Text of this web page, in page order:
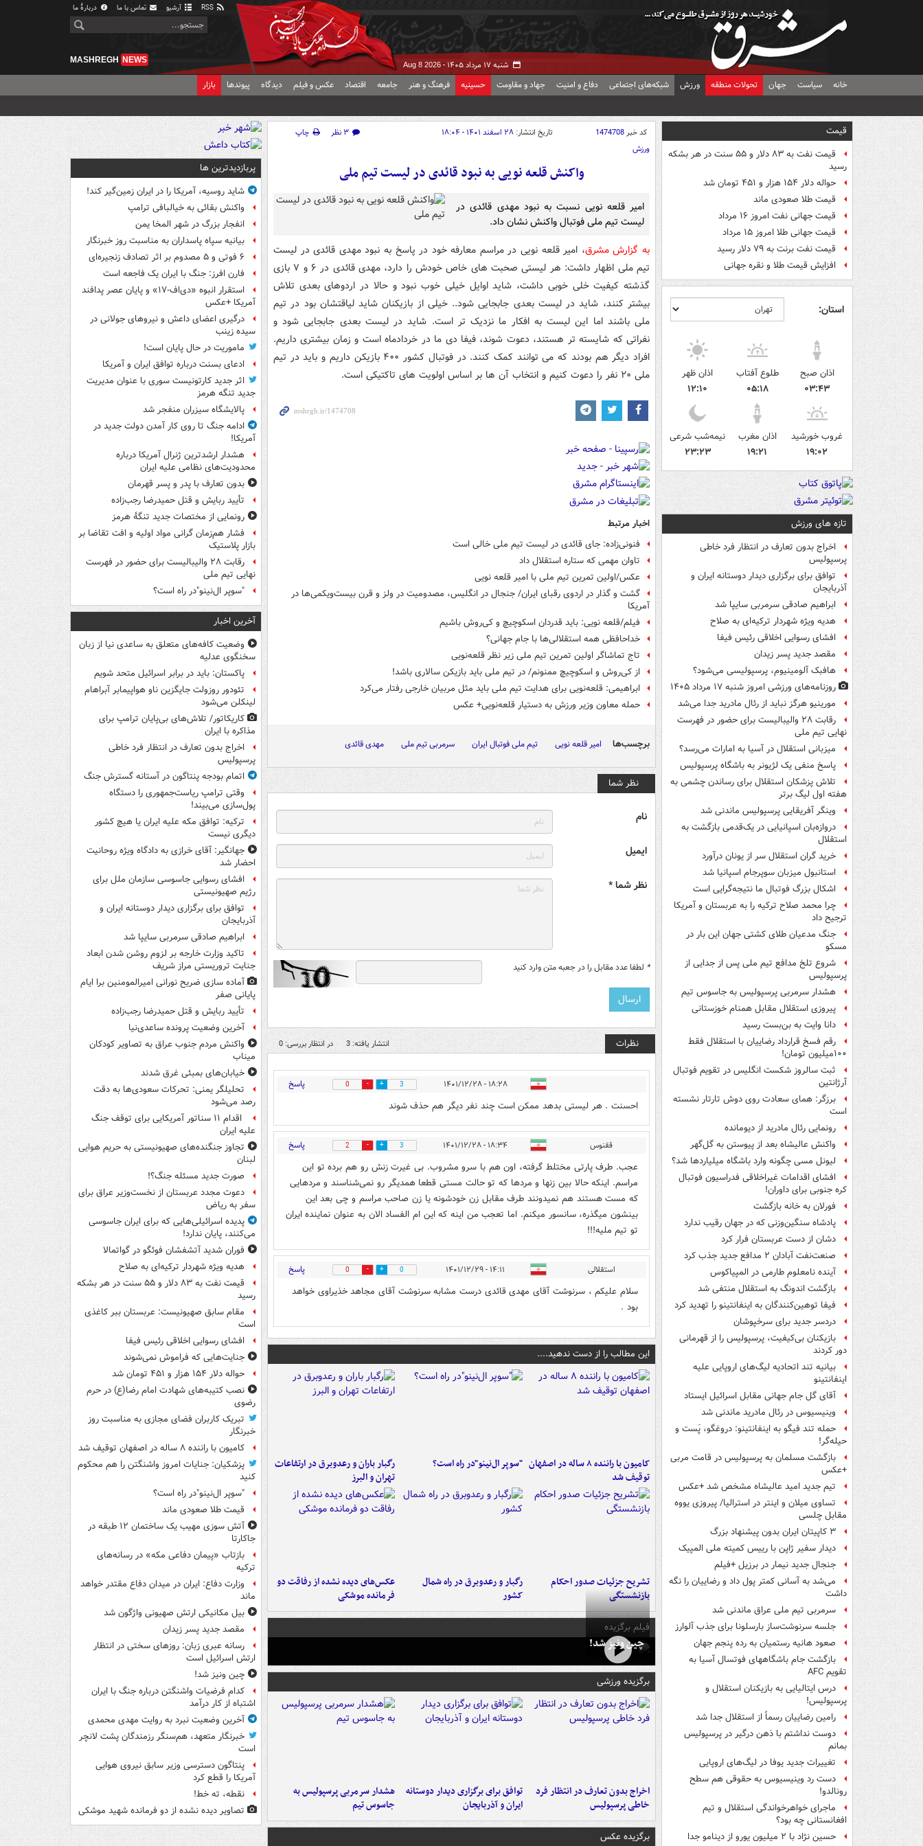
آرشیو تماس با ما دربارهٔ ما
شنبه ۱۷ مرداد ۱۴۰۵ - Aug 8 2026
MASHREGH NEWS
خانه سیاست جهان تحولات منطقه ورزش شبکه‌های اجتماعی دفاع و امنیت جهاد و مقاومت حسینیه فرهنگ و هنر جامعه اقتصاد عکس و فیلم دیدگاه پیوندها بازار
قیمت
قیمت نفت به ۸۳ دلار و ۵۵ سنت در هر بشکه
رسید
حواله دلار ۱۵۴ هزار و ۴۵۱ تومان شد
قیمت طلا صعودی ماند
قیمت جهانی نفت امروز ۱۶ مرداد
قیمت جهانی طلا امروز ۱۵ مرداد
قیمت نفت برنت به ۷۹ دلار رسید
افزایش قیمت طلا و نقره جهانی
استان:
اذان صبح
۰۳:۴۳
طلوع آفتاب
۰۵:۱۸
اذان ظهر
۱۲:۱۰
غروب خورشید
۱۹:۰۲
اذان مغرب
۱۹:۲۱
نیمه‌شب شرعی
۲۳:۲۳
تازه های ورزش
اخراج بدون تعارف در انتظار فرد خاطی
پرسپولیس
توافق برای برگزاری دیدار دوستانه ایران و
آذربایجان
ابراهیم صادقی سرمربی سایپا شد
هدیه ویژه شهردار ترکیه‌ای به صلاح
افشای رسوایی اخلاقی رئیس فیفا
مقصد جدید پسر زیدان
هافبک آلومینیوم، پرسپولیسی می‌شود؟
روزنامه‌های ورزشی امروز ‌شنبه ۱۷ مرداد ۱۴۰۵
مورینیو هرگز نباید از رئال مادرید جدا می‌شد
رقابت ۲۸ والیبالیست برای حضور در فهرست
نهایی تیم ملی
میزبانی استقلال در آسیا به امارات می‌رسد؟
پاسخ منفی یک لژیونر به باشگاه پرسپولیس
تلاش پزشکان استقلال برای رساندن چشمی به
هفته اول لیگ برتر
وینگر آفریقایی پرسپولیس ماندنی شد
دروازه‌بان اسپانیایی در یک‌قدمی بازگشت به
استقلال
خرید گران استقلال سر از یونان درآورد
استانبول میزبان سوپرجام اسپانیا شد
اشکال بزرگ فوتبال ما نتیجه‌گرایی است
چرا محمد صلاح ترکیه را به عربستان و آمریکا
ترجیح داد
جنگ مدعیان طلای کشتی جهان این بار در
مسکو
شروع تلخ مدافع تیم ملی پس از جدایی از
پرسپولیس
هشدار سرمربی پرسپولیس به جاسوس تیم
پیروزی استقلال مقابل همنام خوزستانی
دانا وایت به بن‌بست رسید
رقم فسخ قرارداد رضاییان با استقلال فقط
۱۰۰میلیون تومان!
ثبت سالروز شکست انگلیس در تقویم فوتبال
آرژانتین
برزگر: همای سعادت روی دوش تارتار نشسته
است
رونمایی رئال مادرید از دیومانده
واکنش عالیشاه بعد از پیوستن به گل‌گهر
لیونل مسی چگونه وارد باشگاه میلیاردها شد؟
افشای اقدامات غیراخلاقی فدراسیون فوتبال
کره جنوبی برای داوران!
فورلان به خانه بازگشت
پادشاه سنگین‌وزنی که در جهان رقیب ندارد
دشان از دست عربستان فرار کرد
صنعت‌نفت آبادان ۲ مدافع جدید جذب کرد
آینده نامعلوم طارمی در المپیاکوس
بازگشت اندونگ به استقلال منتفی شد
فیفا توهین‌کنندگان به اینفانتینو را تهدید کرد
دردسر جدید برای سرخپوشان
بازیکنان بی‌کیفیت، پرسپولیس را از قهرمانی
دور کردند
بیانیه تند اتحادیه لیگ‌های اروپایی علیه
اینفانتینو
آقای گل جام جهانی مقابل اسرائیل ایستاد
وینیسیوس در رئال مادرید ماندنی شد
حمله تند فیگو به اینفانتینو: دروغگو، پَست‌ و
حیله‌گر!
بازگشت مسلمان به پرسپولیس در قامت مربی
+عکس
تیم جدید امید عالیشاه مشخص شد +عکس
تساوی میلان و اینتر در استرالیا/ پیروزی یووه
مقابل چلسی
۳ کاپیتان ایران بدون پیشنهاد بزرگ
دیدار سفیر ژاپن با رییس کمیته ملی المپیک
جنجال جدید نیمار در برزیل +فیلم
می‌شد به آسانی کمتر پول داد و رضاییان را نگه
داشت
سرمربی تیم ملی عراق ماندنی شد
جلسه سرنوشت‌ساز بارسلونا برای جذب آلوارز
صعود هانیه رستمیان به رده پنجم جهان
بازگشت جام باشگاههای فوتسال آسیا به
تقویم AFC
درس ایتالیایی‌ به بازیکنان استقلال و
پرسپولیس!
رامین رضاییان رسماً از استقلال جدا شد
دوست نداشتم با ذهن درگیر در پرسپولیس
بمانم
تغییرات جدید یوفا در لیگ‌های اروپایی
دست رد وینیسیوس به حقوقی هم سطح
رونالدو!
ماجرای خواهرخواندگی استقلال و تیم
افغانستانی چه بود؟
حسین نژاد با ۲ میلیون یورو از دینامو جدا
کد خبر1474708 تاریخ انتشار: ۲۸ اسفند ۱۴۰۱ - ۱۸:۰۴ ۳ نظر
چاپ
ورزش
واکنش قلعه نویی به نبود قائدی در لیست تیم ملی
امیر قلعه نویی نسبت به نبود مهدی قائدی در
لیست تیم ملی فوتبال واکنش نشان داد.
به گزارش مشرق، امیر قلعه نویی در مراسم معارفه خود در پاسخ به نبود مهدی قائدی در لیست
تیم ملی اظهار داشت: هر لیستی صحبت های خاص خودش را دارد، مهدی قائدی در ۶ و ۷ بازی
گذشته کیفیت خلی خوبی داشت، شاید اوایل خیلی خوب نبود و حالا در اردوهای بعدی تلاش
بیشتر کنند، شاید در لیست بعدی جابجایی شود.. خیلی از بازیکنان شاید لیاقتشان بود در تیم
ملی باشند اما این لیست به افکار ما نزدیک تر است. شاید در لیست بعدی جابجایی شود و
نفراتی که شایسته تر هستند، دعوت شوند، فیفا دی ما در خردادماه است و زمان بیشتری داریم.
افراد دیگر هم بودند که می توانند کمک کنند. در فوتبال کشور ۴۰۰ بازیکن داریم و باید در تیم
ملی ۲۰ نفر را دعوت کنیم و انتخاب آن ها بر اساس اولویت های تاکتیکی است.
اخبار مرتبط
فنونی‌زاده: جای قائدی در لیست تیم ملی خالی است
تاوان مهمی که ستاره استقلال داد
عکس/اولین تمرین تیم ملی با امیر قلعه نویی
گشت و گذار در اردوی رقبای ایران/ جنجال در انگلیس، مصدومیت در ولز و قرن بیست‌ویکمی‌ها در
آمریکا
فیلم/قلعه نویی: باید قدردان اسکوچیچ و کی‌روش باشیم
خداحافظی همه استقلالی‌ها با جام جهانی؟
تاج تماشاگر اولین تمرین تیم ملی زیر نظر قلعه‌نویی
از کی‌روش و اسکوچیچ ممنونم/ در تیم ملی باید بازیکن سالاری باشد!
ابراهیمی: قلعه‌نویی برای هدایت تیم ملی باید مثل مربیان خارجی رفتار می‌کرد
حمله معاون وزیر ورزش به دستیار قلعه‌نویی+ عکس
برچسب‌ها امیر قلعه نویی تیم ملی فوتبال ایران سرمربی تیم ملی مهدی قائدی
نظر شما
نام
ایمیل
نظر شما *
* لطفا عدد مقابل را در جعبه متن وارد کنید
نظرات انتشار یافته: 3 در انتظار بررسی: 0
۱۸:۲۸ - ۱۴۰۱/۱۲/۲۸ 3
0 پاسخ
احسنت . هر لیستی بدهد ممکن است چند نفر دیگر هم حذف شوند
ققنوس ۱۸:۳۴ - ۱۴۰۱/۱۲/۲۸ 3
2 پاسخ
عجب. طرف پارتی مختلط گرفته، اون هم با سرو مشروب. بی غیرت زنش رو هم برده تو این
مراسم. اینکه حالا بین زنها و مردها که تو حالت مستی قطعا همدیگر رو نمی‌شناسند و مردهایی
که مست هستند هم نمیدونند طرف مقابل زن خودشونه یا زن صاحب مراسم و چی بعد این
بینشون میگذره، سانسور میکنم. اما تعجب من اینه که این ام الفساد الان به عنوان نماینده ایران
تو تیم ملیه!!!
استقلالی ۱۴:۱۱ - ۱۴۰۱/۱۲/۲۹ 0
0 پاسخ
سلام علیکم ، سرنوشت آقای مهدی قائدی درست مشابه سرنوشت آقای مجاهد خذیراوی خواهد
بود .
این مطالب را از دست ندهید....
کامیون با راننده ۸ ساله در اصفهان
توقیف شد
"سوپر ال‌نینو"در راه است؟
رگبار باران و رعدوبرق در ارتفاعات
تهران و البرز
تشریح جزئیات صدور احکام
بازنشستگی
رگبار و رعدوبرق در راه شمال
کشور
عکس‌های دیده نشده از رفاقت دو
فرمانده‌ موشکی
فیلم برگزیده
چین ونیز شد!
برگزیده ورزشی
اخراج بدون تعارف در انتظار فرد
خاطی پرسپولیس
توافق برای برگزاری دیدار دوستانه
ایران و آذربایجان
هشدار سرمربی پرسپولیس به
جاسوس تیم
برگزیده عکس
پربازدیدترین ها
شاید روسیه، آمریکا را در ایران زمین‌گیر کند!
واکنش بقائی به خیالبافی ترامپ
انفجار بزرگ در شهر المخا یمن
بیانیه سپاه پاسداران به مناسبت روز خبرنگار
۶ فوتی و ۵ مصدوم بر اثر تصادف زنجیره‌ای
فارن افرز: جنگ با ایران یک فاجعه است
استقرار انبوه «دی‌اف‑۱۷» و پایان عصر پدافند
آمریکا +عکس
درگیری اعضای داعش و نیروهای جولانی در
سیده زینب
ماموریت در حال پایان است!
ادعای بسنت درباره توافق ایران و آمریکا
اثر جدید کارتونیست سوری با عنوان مدیریت
جدید تنگه هرمز
پالایشگاه سیزران منفجر شد
ادامه جنگ تا روی کار آمدن دولت جدید در
آمریکا!
هشدار ارشدترین ژنرال آمریکا درباره
محدودیت‌های نظامی علیه ایران
بدون تعارف با پدر و پسر قهرمان
تأیید ربایش و قتل حمیدرضا رجب‌زاده
رونمایی از مختصات جدید تنگۀ هرمز
فشار هم‌زمان گرانی مواد اولیه و افت تقاضا بر
بازار پلاستیک
رقابت ۲۸ والیبالیست برای حضور در فهرست
نهایی تیم ملی
"سوپر ال‌نینو"در راه است؟
آخرین اخبار
وضعیت کافه‌های متعلق به ساعدی نیا از زبان
سخنگوی عدلیه
پاکستان: باید در برابر اسرائیل متحد شویم
تئودور روزولت جایگزین ناو هواپیمابر آبراهام
لینکلن می‌شود
کاریکاتور/ تلاش‌های بی‌پایان ترامپ برای
مذاکره با ایران
اخراج بدون تعارف در انتظار فرد خاطی
پرسپولیس
اتمام بودجه پنتاگون در آستانه گسترش جنگ
وقتی ترامپ ریاست‌جمهوری را دستگاه
پول‌سازی می‌بیند!
ترکیه: توافق مکه علیه ایران یا هیچ کشور
دیگری نیست
جهانگیر: آقای خرازی به دادگاه ویژه روحانیت
احضار شد
افشای رسوایی جاسوسی سازمان ملل برای
رژیم صهیونیستی
توافق برای برگزاری دیدار دوستانه ایران و
آذربایجان
ابراهیم صادقی سرمربی سایپا شد
تاکید وزارت خارجه بر لزوم روشن شدن ابعاد
جنایت تروریستی مراز شریف
آماده سازی ضریح نورانی امیرالمومنین برا ایام
پایانی صفر
تأیید ربایش و قتل حمیدرضا رجب‌زاده
آخرین وضعیت پرونده ساعدی‌نیا
واکنش مردم جنوب عراق به تصاویر کودکان
میناب
خیابان‌های بمبئی غرق شدند
تحلیلگر یمنی: تحرکات سعودی‌ها به دقت
رصد می‌شود
اقدام ۱۱ سناتور آمریکایی برای توقف جنگ
علیه ایران
تجاوز جنگنده‌های صهیونیستی به حریم هوایی
لبنان
صورت جدید مسئله جنگ؟!
دعوت مجدد عربستان از نخست‌وزیر عراق برای
سفر به ریاض
پدیده اسرائیلی‌هایی که برای ایران جاسوسی
می‌کنند، پایان ندارد!
فوران شدید آتشفشان فوئگو در گواتمالا
هدیه ویژه شهردار ترکیه‌ای به صلاح
قیمت نفت به ۸۳ دلار و ۵۵ سنت در هر بشکه
رسید
مقام سابق صهیونیست: عربستان ببر کاغذی
است
افشای رسوایی اخلاقی رئیس فیفا
جنایت‌هایی که فراموش نمی‌شوند
حواله دلار ۱۵۴ هزار و ۴۵۱ تومان شد
نصب کتیبه‌های شهادت امام رضا(ع) در حرم
رضوی
تبریک کاربران فضای مجازی به مناسبت روز
خبرنگار
کامیون با راننده ۸ ساله در اصفهان توقیف شد
پزشکیان: جنایات امروز واشنگتن را هم محکوم
کنید
"سوپر ال‌نینو"در راه است؟
قیمت طلا صعودی ماند
آتش سوزی مهیب یک ساختمان ۱۲ طبقه در
جاکارتا
بازتاب «پیمان دفاعی مکه» در رسانه‌های
ترکیه
وزارت دفاع: ایران در میدان دفاع مقتدر خواهد
ماند
بیل مکانیکی ارتش صهیونی واژگون شد
مقصد جدید پسر زیدان
رسانه عبری زبان: روزهای سختی در انتظار
ارتش اسرائیل است
چین ونیز شد!
کدام فرضیات واشنگتن درباره جنگ با ایران
اشتباه از کار درآمد
آخرین وضعیت نبرد به روایت مهدی محمدی
خبرنگار متعهد، هم‌سنگر رزمندگان پشت لانچر
است
پنتاگون دسترسی وزیر سابق نیروی هوایی
آمریکا را قطع کرد
نقطه، ته خط!
تصاویر دیده‌ نشده از دو فرمانده شهید موشکی